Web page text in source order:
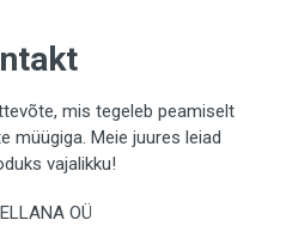
mis tegeleb peamiselt
müügiga. Meie juures leiad
vajalikku!
OÜ